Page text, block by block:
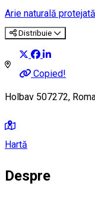
Arie naturală protejată
Distribuie
Copied!
Holbav 507272,
Hartă
Despre